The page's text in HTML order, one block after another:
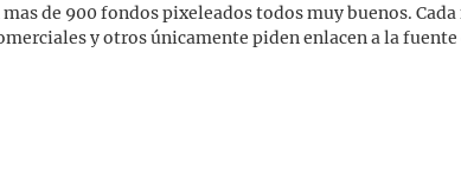
de 900 fondos pixeleados todos muy buenos.
y otros únicamente piden enlacen a la